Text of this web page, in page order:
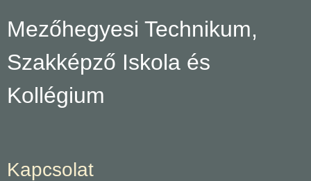
Mezőhegyesi Technikum,
Szakképző Iskola és
Kollégium
Kapcsolat